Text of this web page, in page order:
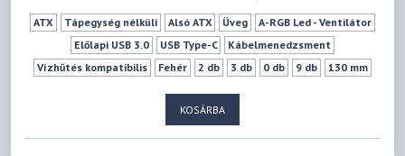
ATX Tápegység nélküli Alsó ATX Üveg
A-RGB Led - Ventilátor
Előlapi USB 3.0
USB Type-C
Kábelmenedzsment
Vízhűtés kompatibilis
Fehér 2 db 3 db 0 db 9 db
130 mm
KOSÁRBA